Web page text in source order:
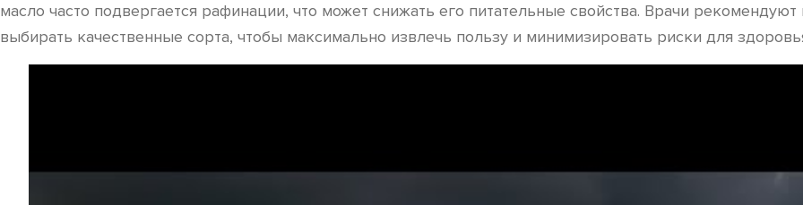
масло часто подвергается рафинации, что может снижать его питательные свойства. Врачи
выбирать качественные сорта, чтобы максимально извлечь пользу и минимизировать риски для